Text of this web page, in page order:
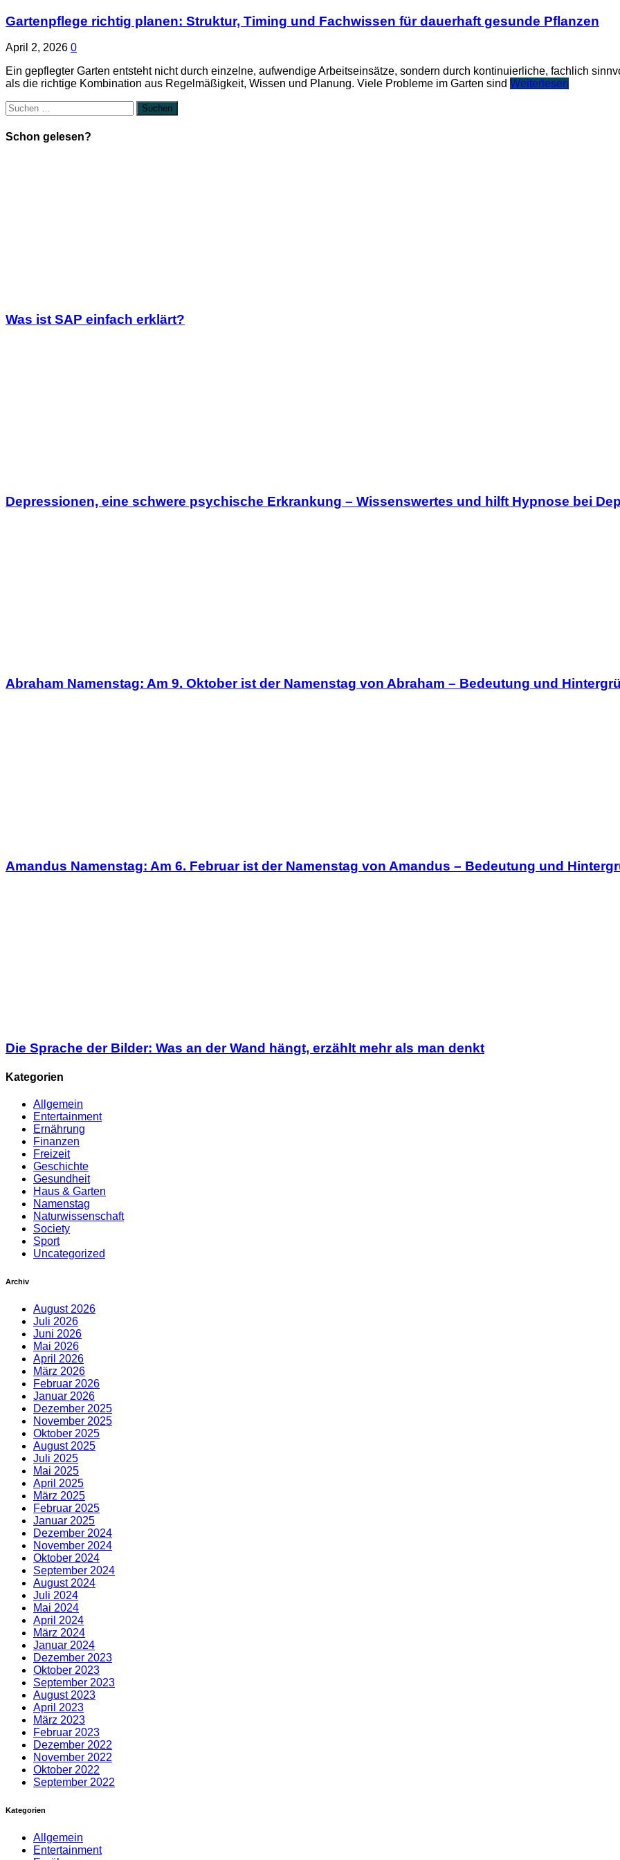
Gartenpflege richtig planen: Struktur, Timing und Fachwissen für dauerhaft gesunde Pflanzen
April 2, 2026 0
Ein gepflegter Garten entsteht nicht durch einzelne, aufwendige Arbeitseinsätze, sondern durch kontinuierliche, fachlich
als die richtige Kombination aus Regelmäßigkeit, Wissen und Planung. Viele Probleme im Garten sind Weiterlesen
Suchen
nach:
Schon gelesen?
Was ist SAP einfach erklärt?
Depressionen, eine schwere psychische Erkrankung – Wissenswertes und hilft Hypnose bei
Abraham Namenstag: Am 9. Oktober ist der Namenstag von Abraham – Bedeutung und
Amandus Namenstag: Am 6. Februar ist der Namenstag von Amandus – Bedeutung und
Die Sprache der Bilder: Was an der Wand hängt, erzählt mehr als man denkt
Kategorien
Allgemein
Entertainment
Ernährung
Finanzen
Freizeit
Geschichte
Gesundheit
Haus & Garten
Namenstag
Naturwissenschaft
Society
Sport
Uncategorized
Archiv
August 2026
Juli 2026
Juni 2026
Mai 2026
April 2026
März 2026
Februar 2026
Januar 2026
Dezember 2025
November 2025
Oktober 2025
August 2025
Juli 2025
Mai 2025
April 2025
März 2025
Februar 2025
Januar 2025
Dezember 2024
November 2024
Oktober 2024
September 2024
August 2024
Juli 2024
Mai 2024
April 2024
März 2024
Januar 2024
Dezember 2023
Oktober 2023
September 2023
August 2023
April 2023
März 2023
Februar 2023
Dezember 2022
November 2022
Oktober 2022
September 2022
Kategorien
Allgemein
Entertainment